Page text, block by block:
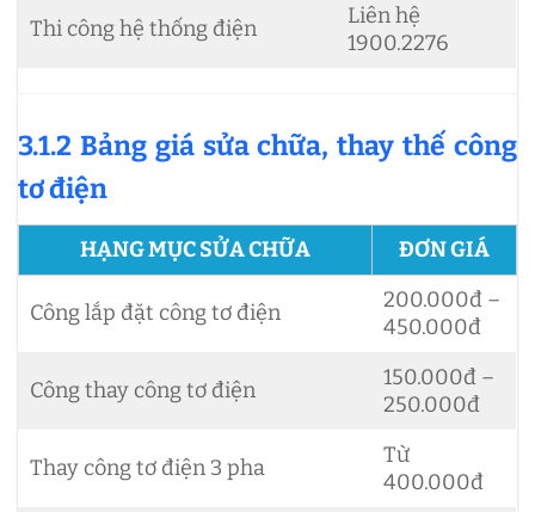
Thi công hệ thống điện
Liên hệ
1900.2276
3.1.2 Bảng giá sửa chữa, thay thế công
tơ điện
HẠNG MỤC SỬA CHỮA ĐƠN GIÁ
Công lắp đặt công tơ điện
200.000đ –
450.000đ
Công thay công tơ điện
150.000đ –
250.000đ
Thay công tơ điện 3 pha
Từ
400.000đ